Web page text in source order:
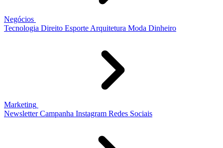
Negócios
Tecnologia Direito Esporte Arquitetura Moda Dinheiro
Marketing
Newsletter Campanha Instagram Redes Sociais